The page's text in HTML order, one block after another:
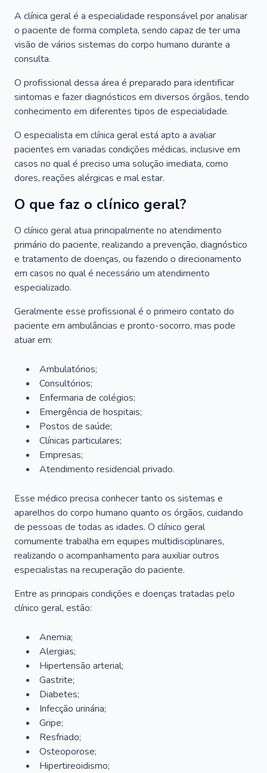
A clínica geral é a especialidade responsável por analisar
o paciente de forma completa, sendo capaz de ter uma
visão de vários sistemas do corpo humano durante a
consulta.
O profissional dessa área é preparado para identificar
sintomas e fazer diagnósticos em diversos órgãos, tendo
conhecimento em diferentes tipos de especialidade.
O especialista em clínica geral está apto a avaliar
pacientes em variadas condições médicas, inclusive em
casos no qual é preciso uma solução imediata, como
dores, reações alérgicas e mal estar.
O que faz o clínico geral?
O clínico geral atua principalmente no atendimento
primário do paciente, realizando a prevenção, diagnóstico
e tratamento de doenças, ou fazendo o direcionamento
em casos no qual é necessário um atendimento
especializado.
Geralmente esse profissional é o primeiro contato do
paciente em ambulâncias e pronto-socorro, mas pode
atuar em:
Ambulatórios;
Consultórios;
Enfermaria de colégios;
Emergência de hospitais;
Postos de saúde;
Clínicas particulares;
Empresas;
Atendimento residencial privado.
Esse médico precisa conhecer tanto os sistemas e
aparelhos do corpo humano quanto os órgãos, cuidando
de pessoas de todas as idades. O clínico geral
comumente trabalha em equipes multidisciplinares,
realizando o acompanhamento para auxiliar outros
especialistas na recuperação do paciente.
Entre as principais condições e doenças tratadas pelo
clínico geral, estão:
Anemia;
Alergias;
Hipertensão arterial;
Gastrite;
Diabetes;
Infecção urinária;
Gripe;
Resfriado;
Osteoporose;
Hipertireoidismo;